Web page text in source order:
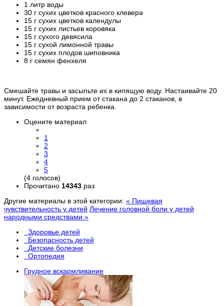
1 литр воды
30 г сухих цветков красного клевера
15 г сухих цветков календулы
15 г сухих листьев коровяка
15 г сухого девясила
15 г сухой лимонной травы
15 г сухих плодов шиповника
8 г семян фенхеля
Смешайте травы и засыпьте их в кипящую воду. Настаивайте 20
минут. Ежедневный прием от стакана до 2 стаканов, в
зависимости от возраста ребенка.
Оцените материал
1
2
3
4
5
(4 голосов)
Прочитано 14343 раз
Другие материалы в этой категории: « Пищевая
чувствительность у детей Лечение головной боли у детей
народными средствами »
Здоровье детей
Безопасность детей
Детские болезни
Ортопедия
Грудное вскармливание